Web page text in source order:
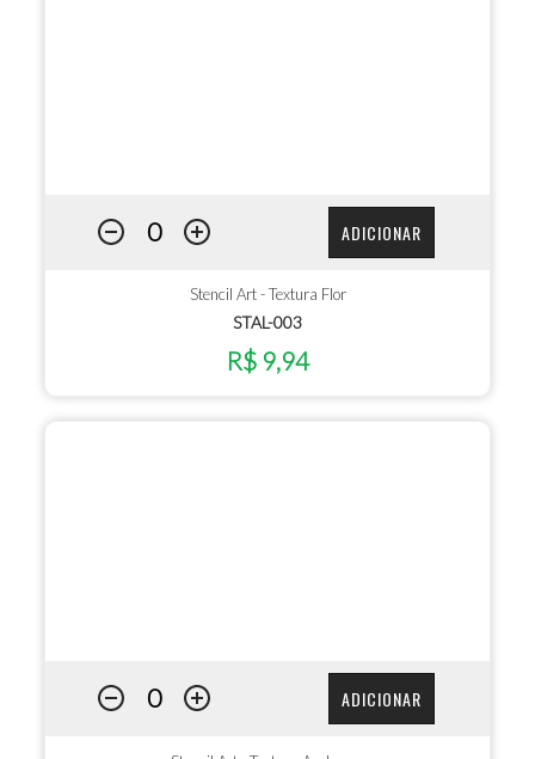
ADICIONAR
Stencil Art - Textura Flor
STAL-003
R$ 9,94
ADICIONAR